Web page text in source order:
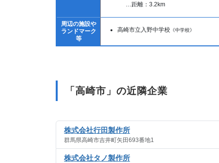
…距離：3.2km
周辺の施設や
ランドマーク
等
高崎市立入野中学校 《中学校》
「高崎市」の近隣企業
株式会社行田製作所
群馬県高崎市吉井町矢田693番地1
株式会社タノ製作所